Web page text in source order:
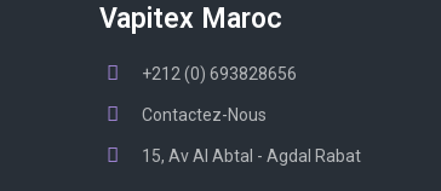
Vapitex Maroc
+212 (0) 693828656
Contactez-Nous
15, Av Al Abtal - Agdal Rabat